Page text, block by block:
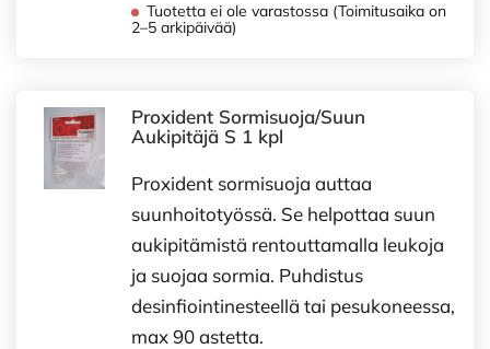
Tuotetta ei ole varastossa (Toimitusaika on
2–5 arkipäivää)
Proxident Sormisuoja/Suun
Aukipitäjä S 1 kpl
Proxident sormisuoja auttaa
suunhoitotyössä. Se helpottaa suun
aukipitämistä rentouttamalla leukoja
ja suojaa sormia. Puhdistus
desinfiointinesteellä tai pesukoneessa,
max 90 astetta.